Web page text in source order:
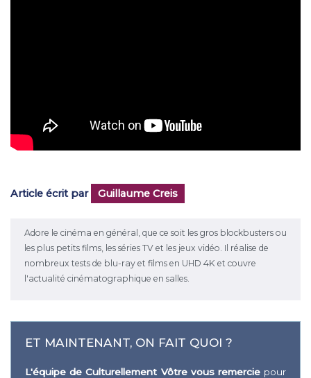
Article écrit par Guillaume Creis
Adore le cinéma en général, que ce soit les gros blockbusters ou
les plus petits films, les séries TV et les jeux vidéo. Il réalise de
nombreux tests de blu-ray et films en UHD 4K et couvre
l'actualité cinématographique en salles.
ET MAINTENANT, ON FAIT QUOI ?
L'équipe de Culturellement Vôtre vous remerciepour